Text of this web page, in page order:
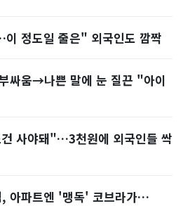
정도일 줄은" 외국인도 깜짝
싸움→나쁜 말에 눈 질끈 "아이
사야돼"…3천원에 외국인들 싹
, 아파트엔 '맹독' 코브라가…